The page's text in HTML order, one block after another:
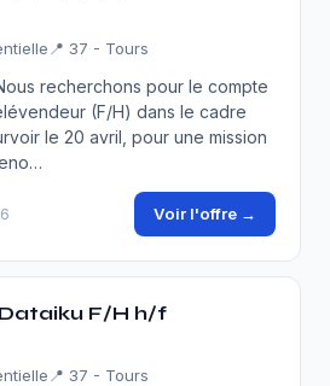
📍 37 - Tours
recherchons pour le compte
(F/H) dans le cadre
le 20 avril, pour une mission
Voir l'offre →
F/H h/f
📍 37 - Tours